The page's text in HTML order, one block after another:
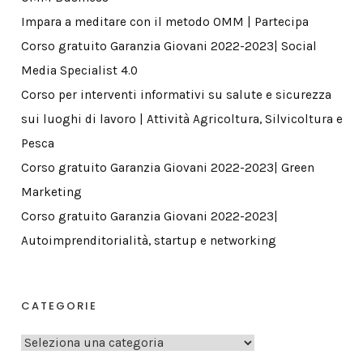
Impara a meditare con il metodo OMM | Partecipa
Corso gratuito Garanzia Giovani 2022-2023| Social
Media Specialist 4.0
Corso per interventi informativi su salute e sicurezza
sui luoghi di lavoro | Attività Agricoltura, Silvicoltura e
Pesca
Corso gratuito Garanzia Giovani 2022-2023| Green
Marketing
Corso gratuito Garanzia Giovani 2022-2023|
Autoimprenditorialità, startup e networking
CATEGORIE
C